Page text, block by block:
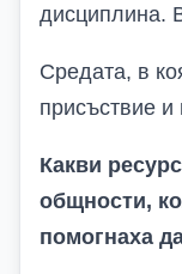
дисциплина.
Средата, в
присъствие
Какви
общности,
помогнаха